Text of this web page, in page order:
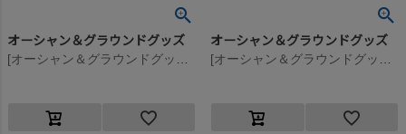
オーシャン＆グラウンドグッズ オーシャン＆グラウンドグッズ